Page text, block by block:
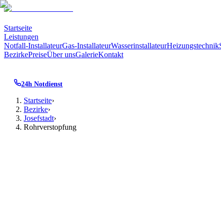
Startseite
Leistungen
Notfall-InstallateurGas-InstallateurWasserinstallateurHeizungstechnik
BezirkePreiseÜber unsGalerieKontakt
24h Notdienst
Startseite›
Bezirke›
Josefstadt›
Rohrverstopfung